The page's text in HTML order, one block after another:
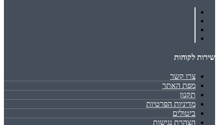
שירות לקוחות
צרו קשר
מפת האתר
תקנון
מדיניות הפרטיות
ביטולים
הצהרת נגישות